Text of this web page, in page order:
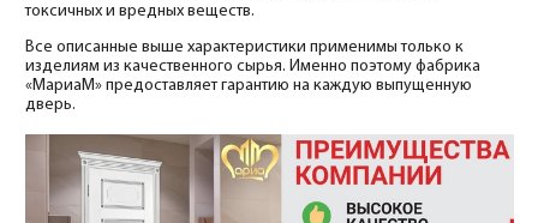
токсичных и вредных веществ.
Все описанные выше характеристики применимы только к
изделиям из качественного сырья. Именно поэтому фабрика
«МариаМ» предоставляет гарантию на каждую выпущенную
дверь.